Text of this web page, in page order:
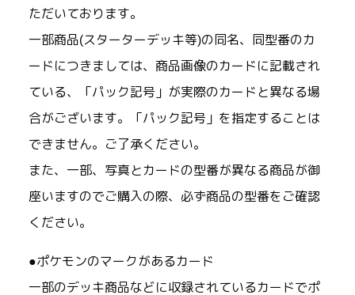
ただいております。
一部商品(スターターデッキ等)の同名、同型番のカ
ードにつきましては、商品画像のカードに記載され
ている、「パック記号」が実際のカードと異なる場
合がございます。「パック記号」を指定することは
できません。ご了承ください。
また、一部、写真とカードの型番が異なる商品が御
座いますのでご購入の際、必ず商品の型番をご確認
ください。
●ポケモンのマークがあるカード
一部のデッキ商品などに収録されているカードでポ